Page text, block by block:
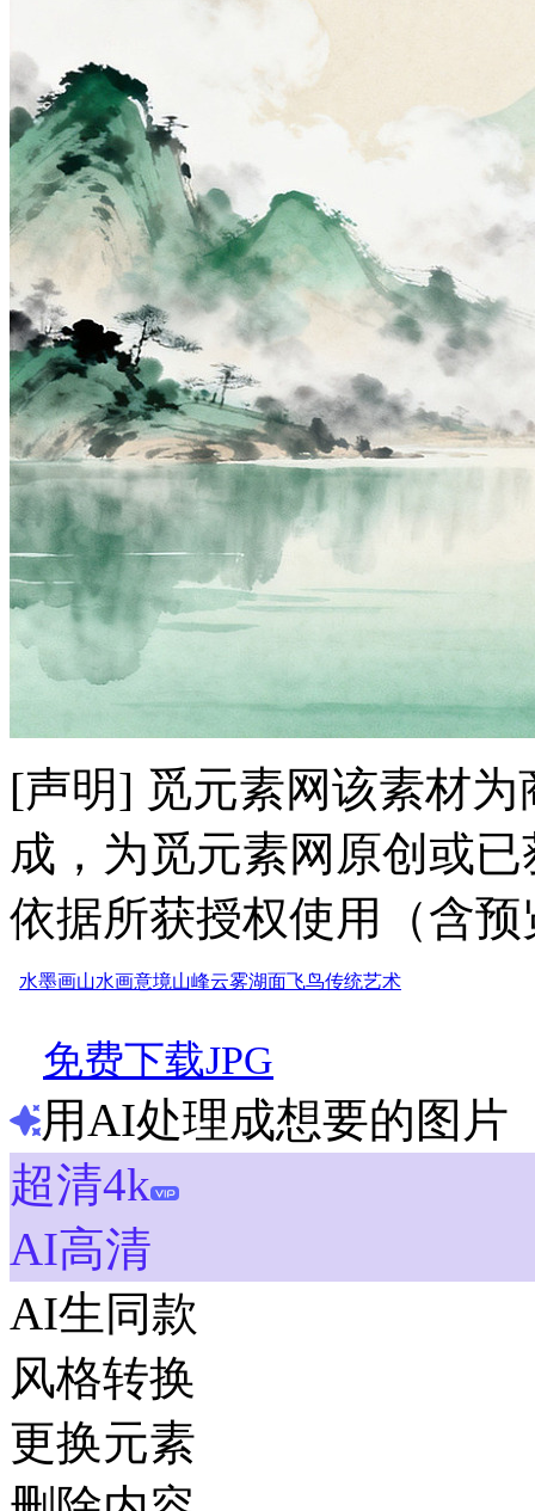
[声明] 觅元素网该素材
成，为觅元素网原创或
依据所获授权使用（含
水墨画山水画意境山峰云雾湖面飞鸟传统艺术
免费下载JPG
用AI处理成想要的图片
超清4k
AI高清
AI生同款
风格转换
更换元素